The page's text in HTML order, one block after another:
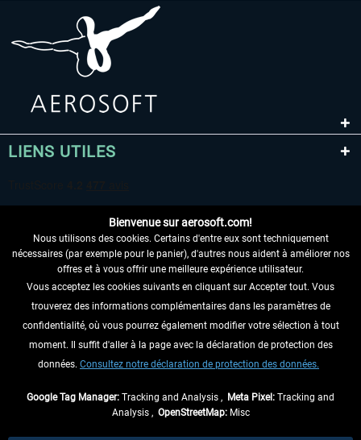
LIENS UTILES
RENONCER AU CONTRAT ICI
INFORMATIONS
NE MANQUEZ PAS LES DERNIÈRES
Bienvenue sur aerosoft.com!
Nous utilisons des cookies. Certains d'entre eux sont techniquement
nécessaires (par exemple pour le panier), d'autres nous aident à améliorer nos
offres et à vous offrir une meilleure expérience utilisateur.
Vous acceptez les cookies suivants en cliquant sur Accepter tout. Vous
trouverez des informations complémentaires dans les paramètres de
confidentialité, où vous pourrez également modifier votre sélection à tout
moment. Il suffit d'aller à la page avec la déclaration de protection des
données. Consultez notre déclaration de protection des données.
Google Tag Manager: Tracking and Analysis , Meta Pixel: Tracking and
Analysis , OpenStreetMap:Misc